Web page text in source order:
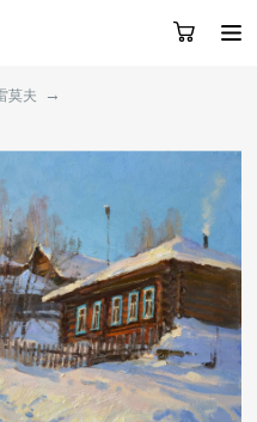
术家
务
留下您的微信号，我们会联系您
莫夫
→